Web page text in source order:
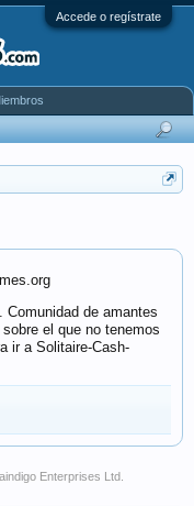
Accede o regístrate
de amantes
el que no tenemos
ir a Solitaire-Cash-
Enterprises Ltd